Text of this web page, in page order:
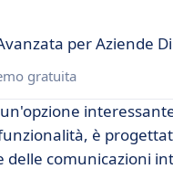
per Aziende
gratuita
è
comunicazioni